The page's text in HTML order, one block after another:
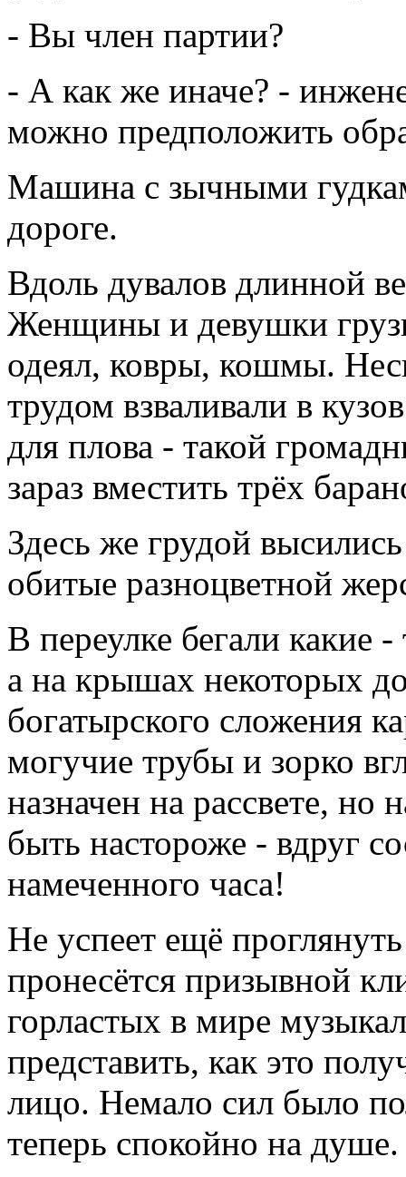
- Вы член партии?
- А как же иначе? -
можно предположить
Машина с зычными
дороге.
Вдоль дувалов длинной
Женщины и девушки
одеял, ковры, кошмы.
трудом взваливали в
для плова - такой
зараз вместить трёх
Здесь же грудой
обитые разноцветной
В переулке бегали
а на крышах некоторых
богатырского сложения
могучие трубы и зорко
назначен на рассвете, но
быть настороже - вдруг
намеченного часа!
Не успеет ещё
пронесётся призывной
горластых в мире
представить, как это
лицо. Немало сил было
теперь спокойно на душе.